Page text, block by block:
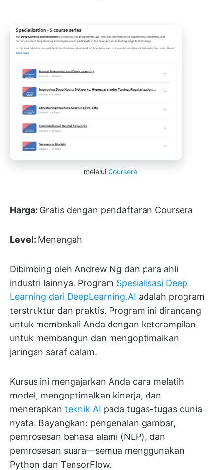
melalui Coursera
Harga: Gratis dengan pendaftaran Coursera
Level: Menengah
Dibimbing oleh Andrew Ng dan para ahli
industri lainnya, Program Spesialisasi Deep
Learning dari DeepLearning.AI adalah program
terstruktur dan praktis. Program ini dirancang
untuk membekali Anda dengan keterampilan
untuk membangun dan mengoptimalkan
jaringan saraf dalam.
Kursus ini mengajarkan Anda cara melatih
model, mengoptimalkan kinerja, dan
menerapkan teknik AI pada tugas-tugas dunia
nyata. Bayangkan: pengenalan gambar,
pemrosesan bahasa alami (NLP), dan
pemrosesan suara—semua menggunakan
Python dan TensorFlow.